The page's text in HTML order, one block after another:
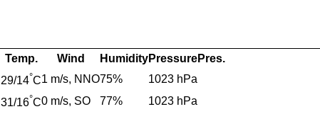
Temp. Wind HumidityPressurePres.
29/14°C1 m/s, NNO75%
1023 hPa
31/16°C0 m/s, SO 77%
1023 hPa